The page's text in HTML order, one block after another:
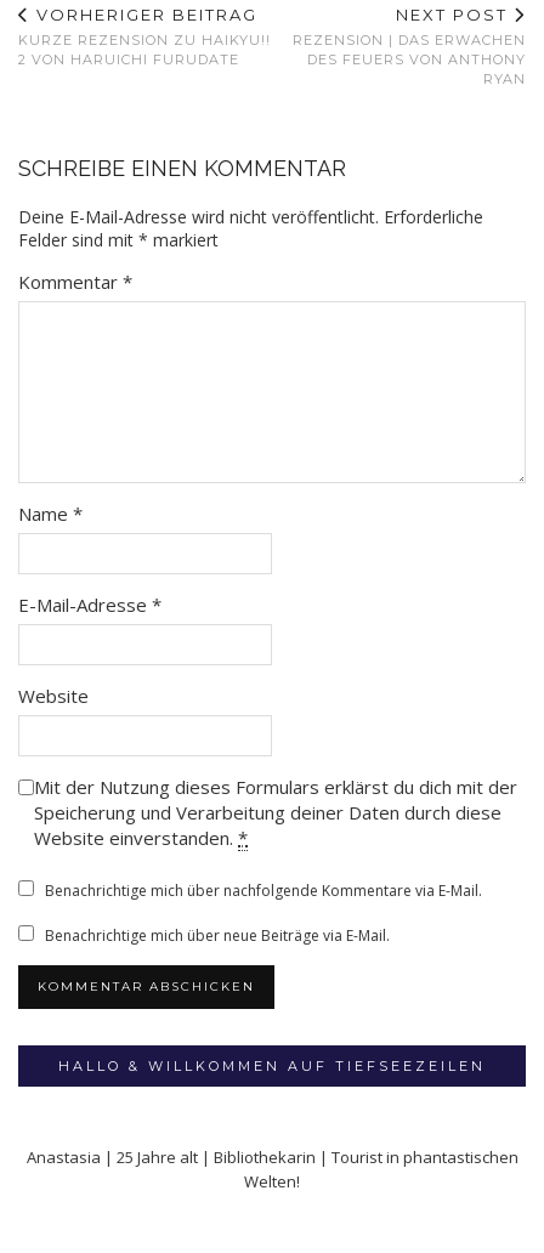
VORHERIGER BEITRAG
KURZE REZENSION ZU HAIKYU!!
2 VON HARUICHI FURUDATE
NEXT POST
REZENSION | DAS ERWACHEN
DES FEUERS VON ANTHONY
RYAN
SCHREIBE EINEN KOMMENTAR
Deine E-Mail-Adresse wird nicht veröffentlicht. Erforderliche
Felder sind mit * markiert
Kommentar *
Name *
E-Mail-Adresse *
Website
Mit der Nutzung dieses Formulars erklärst du dich mit der
Speicherung und Verarbeitung deiner Daten durch diese
Website einverstanden. *
Benachrichtige mich über nachfolgende Kommentare via E-Mail.
Benachrichtige mich über neue Beiträge via E-Mail.
HALLO & WILLKOMMEN AUF TIEFSEEZEILEN
Anastasia | 25 Jahre alt | Bibliothekarin | Tourist in phantastischen
Welten!